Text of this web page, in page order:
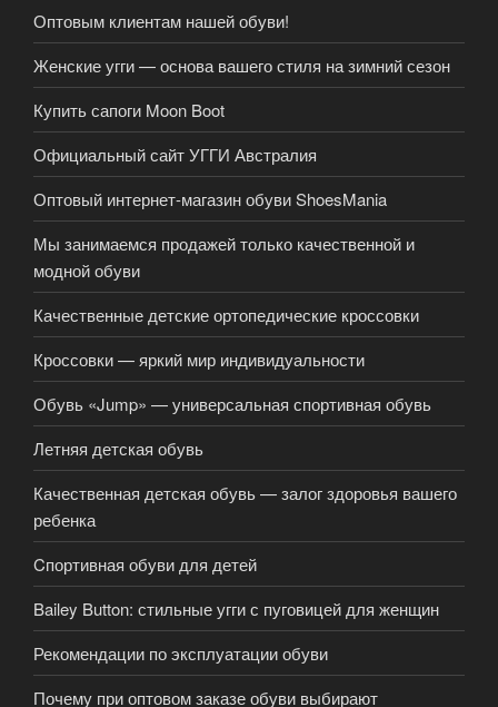
Оптовым клиентам нашей обуви!
Женские угги — основа вашего стиля на зимний сезон
Купить сапоги Moon Boot
Официальный сайт УГГИ Австралия
Оптовый интернет-магазин обуви ShoesMania
Мы занимаемся продажей только качественной и
модной обуви
Качественные детские ортопедические кроссовки
Кроссовки — яркий мир индивидуальности
Обувь «Jump» — универсальная спортивная обувь
Летняя детская обувь
Качественная детская обувь — залог здоровья вашего
ребенка
Cпортивная обуви для детей
Bailey Button: стильные угги с пуговицей для женщин
Рекомендации по эксплуатации обуви
Почему при оптовом заказе обуви выбирают